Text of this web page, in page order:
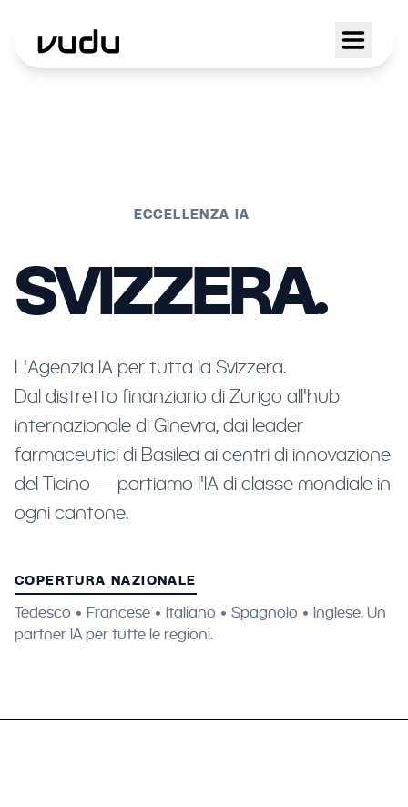
ECCELLENZA IA
SVIZZERA.
L'Agenzia IA per tutta la Svizzera.
Dal distretto finanziario di Zurigo all'hub
internazionale di Ginevra, dai leader
farmaceutici di Basilea ai centri di innovazione
del Ticino — portiamo l'IA di classe mondiale in
ogni cantone.
COPERTURA NAZIONALE
Tedesco • Francese • Italiano • Spagnolo • Inglese. Un
partner IA per tutte le regioni.